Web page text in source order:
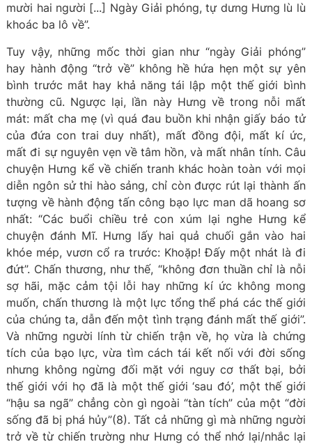
mười hai người [...] Ngày Giải phóng, tự dưng Hưng lù lù
khoác ba lô về”.
Tuy vậy, những mốc thời gian như “ngày Giải phóng”
hay hành động “trở về” không hề hứa hẹn một sự yên
bình trước mắt hay khả năng tái lập một thế giới bình
thường cũ. Ngược lại, lần này Hưng về trong nỗi mất
mát: mất cha mẹ (vì quá đau buồn khi nhận giấy báo tử
của đứa con trai duy nhất), mất đồng đội, mất kí ức,
mất đi sự nguyên vẹn về tâm hồn, và mất nhân tính. Câu
chuyện Hưng kể về chiến tranh khác hoàn toàn với mọi
diễn ngôn sử thi hào sảng, chỉ còn được rút lại thành ấn
tượng về hành động tấn công bạo lực man dã hoang sơ
nhất: “Các buổi chiều trẻ con xúm lại nghe Hưng kể
chuyện đánh Mĩ. Hưng lấy hai quả chuối gắn vào hai
khóe mép, vươn cổ ra trước: Khoặp! Đấy một nhát là đi
đứt”. Chấn thương, như thế, “không đơn thuần chỉ là nỗi
sợ hãi, mặc cảm tội lỗi hay những kí ức không mong
muốn, chấn thương là một lực tổng thể phá các thế giới
của chúng ta, dẫn đến một tình trạng đánh mất thế giới”.
Và những người lính từ chiến trận về, họ vừa là chứng
tích của bạo lực, vừa tìm cách tái kết nối với đời sống
nhưng không ngừng đối mặt với nguy cơ thất bại, bởi
thế giới với họ đã là một thế giới ‘sau đó’, một thế giới
“hậu sa ngã” chẳng còn gì ngoài “tàn tích” của một “đời
sống đã bị phá hủy”(8). Tất cả những gì mà những người
trở về từ chiến trường như Hưng có thể nhớ lại/nhắc lại